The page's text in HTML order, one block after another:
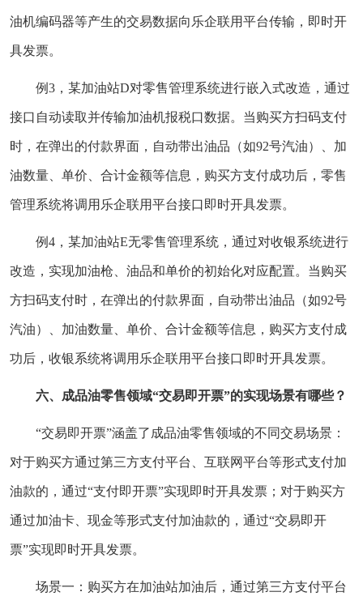
油机编码器等产生的交易数据向乐企联用平台传输，即时开
具发票。
例3，某加油站D对零售管理系统进行嵌入式改造，通过
接口自动读取并传输加油机报税口数据。当购买方扫码支付
时，在弹出的付款界面，自动带出油品（如92号汽油）、加
油数量、单价、合计金额等信息，购买方支付成功后，零售
管理系统将调用乐企联用平台接口即时开具发票。
例4，某加油站E无零售管理系统，通过对收银系统进行
改造，实现加油枪、油品和单价的初始化对应配置。当购买
方扫码支付时，在弹出的付款界面，自动带出油品（如92号
汽油）、加油数量、单价、合计金额等信息，购买方支付成
功后，收银系统将调用乐企联用平台接口即时开具发票。
六、成品油零售领域“交易即开票”的实现场景有哪些？
“交易即开票”涵盖了成品油零售领域的不同交易场景：
对于购买方通过第三方支付平台、互联网平台等形式支付加
油款的，通过“支付即开票”实现即时开具发票；对于购买方
通过加油卡、现金等形式支付加油款的，通过“交易即开
票”实现即时开具发票。
场景一：购买方在加油站加油后，通过第三方支付平台